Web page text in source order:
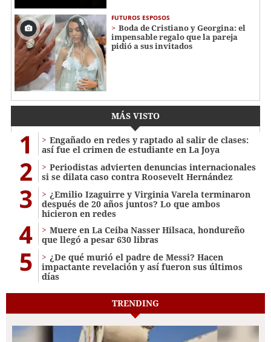
FUTUROS ESPOSOS
Boda de Cristiano y Georgina: el
impensable regalo que la pareja
pidió a sus invitados
MÁS VISTO
1
Engañado en redes y raptado al salir de clases:
así fue el crimen de estudiante en La Joya
2
Periodistas advierten denuncias internacionales
si se dilata caso contra Roosevelt Hernández
3
¿Emilio Izaguirre y Virginia Varela terminaron
después de 20 años juntos? Lo que ambos
hicieron en redes
4
Muere en La Ceiba Nasser Hilsaca, hondureño
que llegó a pesar 630 libras
5
¿De qué murió el padre de Messi? Hacen
impactante revelación y así fueron sus últimos
días
TRENDING